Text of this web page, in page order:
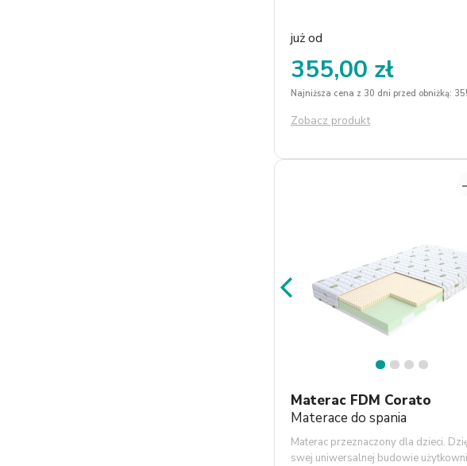
pralny w temp. do 40 st. C.
już od
355,00 zł
Najniższa cena z 30 dni przed obniżką:
Zobacz produkt
Materac FDM Corato
Materace do spania
Materac przeznaczony dla dzieci.
swej uniwersalnej budowie